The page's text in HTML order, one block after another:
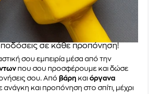
σε κάθε προπόνηση!
σου εμπειρία μέσα από την
που σου προσφέρουμε και δώσε
σου. Από βάρη και όργανα
ανάγκη και προπόνηση στο σπίτι, μέχρι